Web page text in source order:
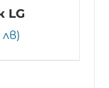
LG